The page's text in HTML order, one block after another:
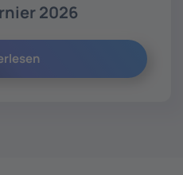
2026